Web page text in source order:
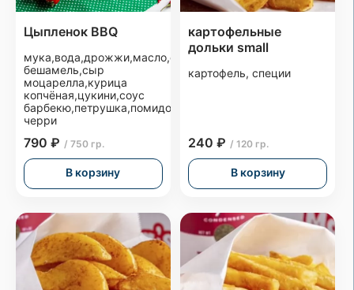
Цыпленок BBQ
мука,вода,дрожжи,масло,сахар,соль,соус
бешамель,сыр
моцарелла,курица
копчёная,цукини,соус
барбекю,петрушка,помидоры
черри
790 ₽ / 750 гр.
В корзину
картофельные
дольки small
картофель, специи
240 ₽ / 120 гр.
В корзину